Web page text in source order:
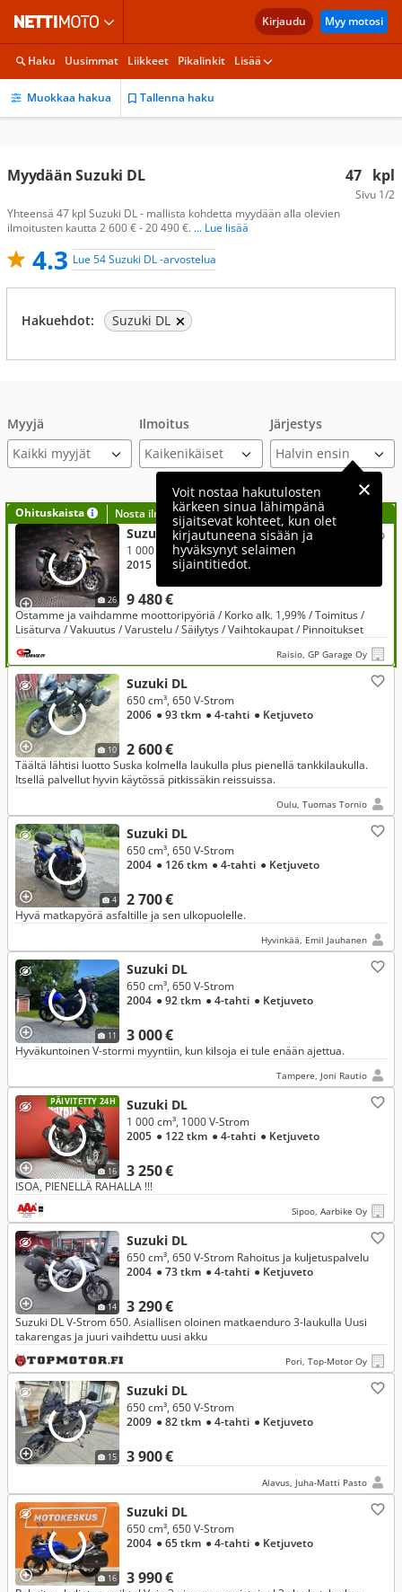
Kirjaudu Myy motosi
Haku Uusimmat Liikkeet Pikalinkit Lisää
Muokkaa hakua Tallenna haku
47 kpl
Sivu 1/2
Myydään Suzuki DL
Yhteensä 47 kpl Suzuki DL - mallista kohdetta myydään alla olevien
ilmoitusten kautta 2 600 € - 20 490 €. ... Lue lisää
4.3 Lue 54 Suzuki DL -arvostelua
Hakuehdot: Suzuki DL
Myyjä
Kaikki myyjät
Ilmoitus Järjestys
Voit nostaa hakutulosten
kärkeen sinua lähimpänä
sijaitsevat kohteet, kun olet
kirjautuneena sisään ja
hyväksynyt selaimen
sijaintitiedot.
Ohituskaista Nosta ilmoituksesi tähän?
26
Suzuki DL
9 480 €
1 000 cm³, 1000 V-Strom Tämä kannattaa katsoa!
2015
● 54 tkm● 4-tahti
Ostamme ja vaihdamme moottoripyöriä / Korko alk. 1,99% / Toimitus /
Lisäturva / Vakuutus / Varustelu / Säilytys / Vaihtokaupat / Pinnoitukset
Raisio, GP Garage Oy
10
Suzuki DL
2 600 €
650 cm³, 650 V-Strom
2006 ● 93 tkm ● 4-tahti ● Ketjuveto
Täältä lähtisi luotto Suska kolmella laukulla plus pienellä tankkilaukulla.
Itsellä palvellut hyvin käytössä pitkissäkin reissuissa.
Oulu, Tuomas Tornio
4
Suzuki DL
2 700 €
650 cm³, 650 V-Strom
2004 ● 126 tkm ● 4-tahti ● Ketjuveto
Hyvä matkapyörä asfaltille ja sen ulkopuolelle.
Hyvinkää, Emil Jauhanen
11
Suzuki DL
3 000 €
650 cm³, 650 V-Strom
2004 ● 92 tkm ● 4-tahti ● Ketjuveto
Hyväkuntoinen V-stormi myyntiin, kun kilsoja ei tule enään ajettua.
Tampere, Joni Rautio
PÄIVITETTY 24H
16
Suzuki DL
3 250 €
1 000 cm³, 1000 V-Strom
2005 ● 122 tkm ● 4-tahti ● Ketjuveto
ISOA, PIENELLÄ RAHALLA !!!
Sipoo, Aarbike Oy
14
Suzuki DL
3 290 €
650 cm³, 650 V-Strom Rahoitus ja kuljetuspalvelu
2004 ● 73 tkm ● 4-tahti ● Ketjuveto
Suzuki DL V-Strom 650. Asiallisen oloinen matkaenduro 3-laukulla Uusi
takarengas ja juuri vaihdettu uusi akku
Pori, Top-Motor Oy
15
Suzuki DL
3 900 €
650 cm³, 650 V-Strom
2009 ● 82 tkm ● 4-tahti ● Ketjuveto
Alavus, Juha-Matti Pasto
16
Suzuki DL
3 990 €
650 cm³, 650 V-Strom
2004 ● 65 tkm ● 4-tahti ● Ketjuveto